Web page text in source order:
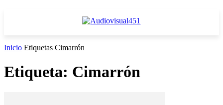
Inicio Etiquetas Cimarrón
Etiqueta: Cimarrón